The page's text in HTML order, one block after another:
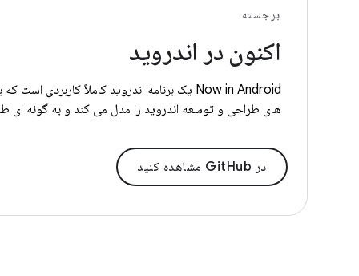
برجسته
اکنون در اندروید
های طراحی و توسعه اندروید را مدل می کند و به گونه
در GitHub مشاهده کنید